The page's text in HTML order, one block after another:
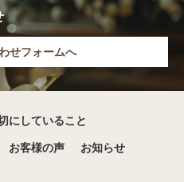
せフォームへ
にしていること
お客様の声 お知らせ